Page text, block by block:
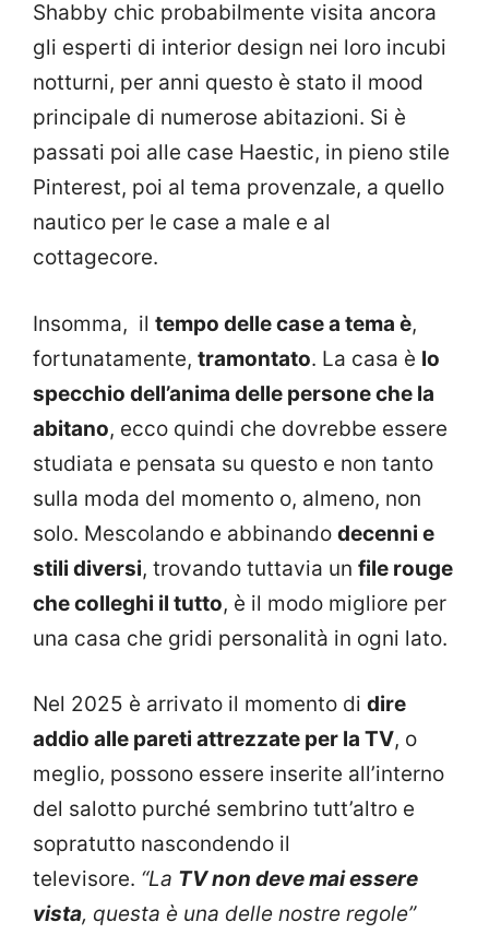
Shabby chic probabilmente visita ancora
gli esperti di interior design nei loro incubi
notturni, per anni questo è stato il mood
principale di numerose abitazioni. Si è
passati poi alle case Haestic, in pieno stile
Pinterest, poi al tema provenzale, a quello
nautico per le case a male e al
cottagecore.
Insomma, il tempo delle case a tema è,
fortunatamente, tramontato. La casa è lo
specchio dell’anima delle persone che la
abitano, ecco quindi che dovrebbe essere
studiata e pensata su questo e non tanto
sulla moda del momento o, almeno, non
solo. Mescolando e abbinando decenni e
stili diversi, trovando tuttavia un file rouge
che colleghi il tutto, è il modo migliore per
una casa che gridi personalità in ogni lato.
Nel 2025 è arrivato il momento di dire
addio alle pareti attrezzate per la TV, o
meglio, possono essere inserite all’interno
del salotto purché sembrino tutt’altro e
sopratutto nascondendo il
televisore. “La TV non deve mai essere
vista, questa è una delle nostre regole”